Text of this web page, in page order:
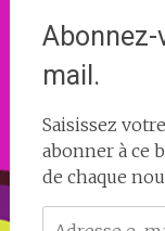
Abonnez-
mail.
Saisissez
abonner à ce
de chaque
Adresse